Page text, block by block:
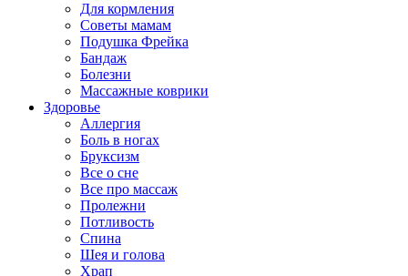
Для кормления
Советы мамам
Подушка Фрейка
Бандаж
Болезни
Массажные коврики
Здоровье
Аллергия
Боль в ногах
Бруксизм
Все о сне
Все про массаж
Пролежни
Потливость
Спина
Шея и голова
Храп